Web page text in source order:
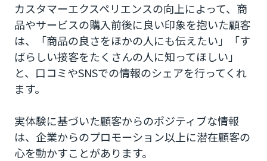
カスタマーエクスペリエンスの向上によって、商
品やサービスの購入前後に良い印象を抱いた顧客
は、「商品の良さをほかの人にも伝えたい」「す
ばらしい接客をたくさんの人に知ってほしい」
と、口コミやSNSでの情報のシェアを行ってくれ
ます。
実体験に基づいた顧客からのポジティブな情報
は、企業からのプロモーション以上に潜在顧客の
心を動かすことがあります。